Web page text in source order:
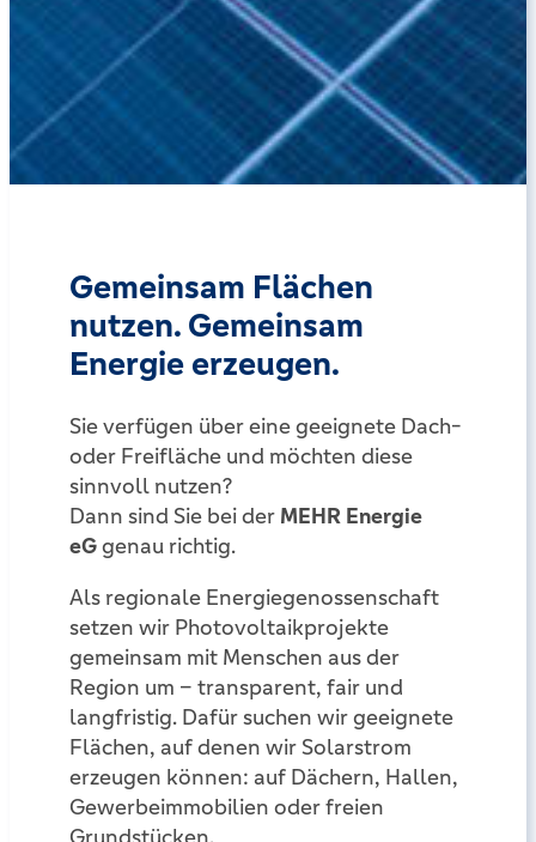
Gemeinsam Flächen
nutzen. Gemeinsam
Energie erzeugen.
Sie verfügen über eine geeignete Dach-
oder Freifläche und möchten diese
sinnvoll nutzen?
Dann sind Sie bei der MEHR Energie
eGgenau richtig.
Als regionale Energiegenossenschaft
setzen wir Photovoltaikprojekte
gemeinsam mit Menschen aus der
Region um – transparent, fair und
langfristig. Dafür suchen wir geeignete
Flächen, auf denen wir Solarstrom
erzeugen können: auf Dächern, Hallen,
Gewerbeimmobilien oder freien